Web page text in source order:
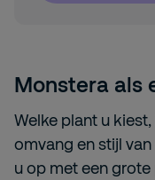
Monstera als
Welke plant u
omvang en stijl
u op met een